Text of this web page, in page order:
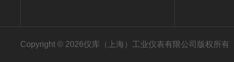
Copyright © 2026仪库（上海）工业仪表有限公司版权所有